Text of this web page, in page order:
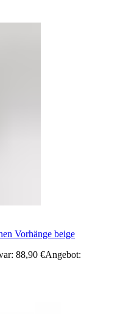
Vorhänge beige
88,90 €Angebot: